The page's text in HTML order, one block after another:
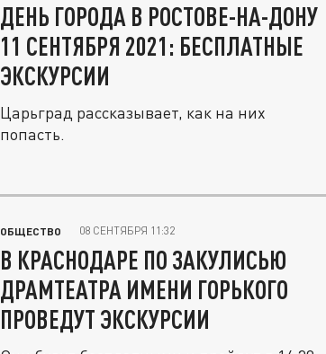
ДЕНЬ ГОРОДА В РОСТОВЕ-НА-ДОНУ
11 СЕНТЯБРЯ 2021: БЕСПЛАТНЫЕ
ЭКСКУРСИИ
Царьград рассказывает, как на них
попасть.
ОБЩЕСТВО 08 СЕНТЯБРЯ 11:32
В КРАСНОДАРЕ ПО ЗАКУЛИСЬЮ
ДРАМТЕАТРА ИМЕНИ ГОРЬКОГО
ПРОВЕДУТ ЭКСКУРСИИ